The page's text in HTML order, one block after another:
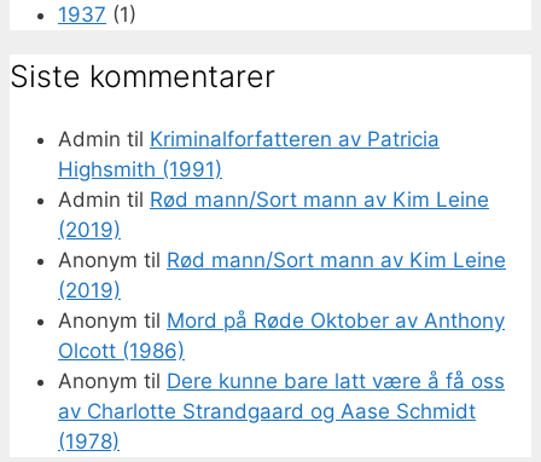
1937 (1)
Siste kommentarer
Admin til Kriminalforfatteren av Patricia
Highsmith (1991)
Admin til Rød mann/Sort mann av Kim Leine
(2019)
Anonym til Rød mann/Sort mann av Kim Leine
(2019)
Anonym til Mord på Røde Oktober av Anthony
Olcott (1986)
Anonym til Dere kunne bare latt være å få oss
av Charlotte Strandgaard og Aase Schmidt
(1978)